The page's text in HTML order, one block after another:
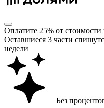
Оплатите 25% от стоимости
Оставшиеся 3 части
недели
Без